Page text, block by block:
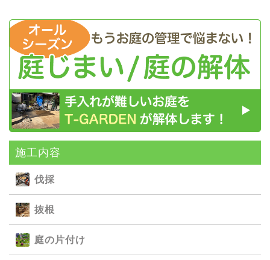
施⼯内容
伐採
抜根
庭の⽚付け